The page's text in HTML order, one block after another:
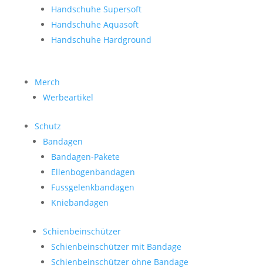
Handschuhe Supersoft
Handschuhe Aquasoft
Handschuhe Hardground
Merch
Werbeartikel
Schutz
Bandagen
Bandagen-Pakete
Ellenbogenbandagen
Fussgelenkbandagen
Kniebandagen
Schienbeinschützer
Schienbeinschützer mit Bandage
Schienbeinschützer ohne Bandage